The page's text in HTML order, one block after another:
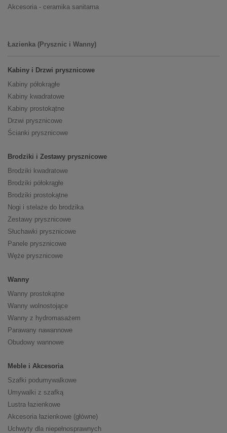
Akcesoria - ceramika sanitarna
Łazienka (Prysznic i Wanny)
Kabiny i Drzwi prysznicowe
Kabiny półokrągłe
Kabiny kwadratowe
Kabiny prostokątne
Drzwi prysznicowe
Ścianki prysznicowe
Brodziki i Zestawy prysznicowe
Brodziki kwadratowe
Brodziki półokrągłe
Brodziki prostokątne
Nogi i stelaże do brodzika
Zestawy prysznicowe
Słuchawki prysznicowe
Panele prysznicowe
Węże prysznicowe
Wanny
Wanny prostokątne
Wanny wolnostojące
Wanny z hydromasażem
Parawany nawannowe
Obudowy wannowe
Meble i Akcesoria
Szafki podumywalkowe
Umywalki z szafką
Lustra łazienkowe
Akcesoria łazienkowe (główne)
Uchwyty dla niepełnosprawnych